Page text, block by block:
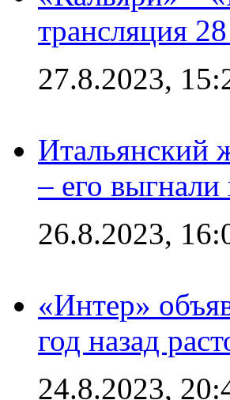
трансляция
27.8.2023,
Итальянский
– его выгнали
26.8.2023,
«Интер»
год назад
24.8.2023,